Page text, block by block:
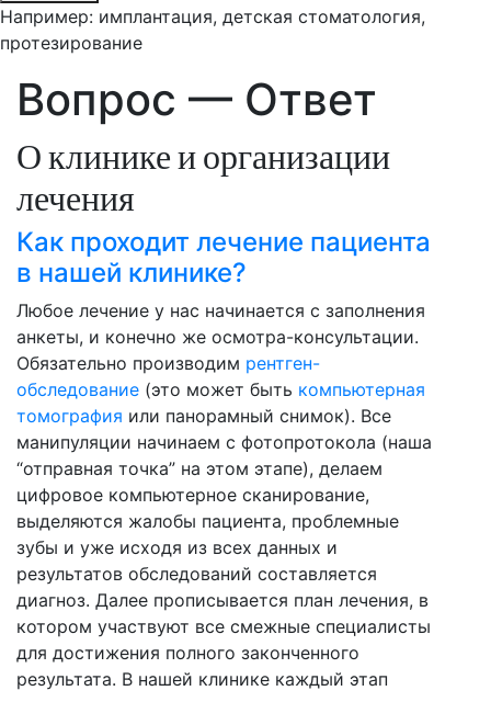
Например: имплантация, детская стоматология,
протезирование
Вопрос — Ответ
О клинике и организации
лечения
Как проходит лечение пациента
в нашей клинике?
Любое лечение у нас начинается с заполнения
анкеты, и конечно же осмотра-консультации.
Обязательно производим рентген-
обследование (это может быть компьютерная
томография или панорамный снимок). Все
манипуляции начинаем с фотопротокола (наша
“отправная точка” на этом этапе), делаем
цифровое компьютерное сканирование,
выделяются жалобы пациента, проблемные
зубы и уже исходя из всех данных и
результатов обследований составляется
диагноз. Далее прописывается план лечения, в
котором участвуют все смежные специалисты
для достижения полного законченного
результата. В нашей клинике каждый этап